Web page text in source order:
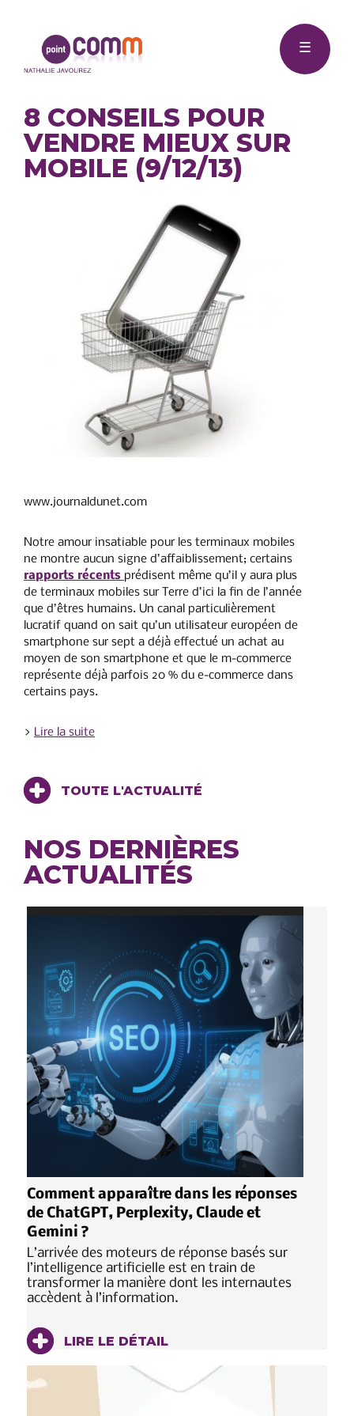
Point
☰
8 CONSEILS POUR
VENDRE MIEUX SUR
MOBILE (9/12/13)
www.journaldunet.com
Notre amour insatiable pour les terminaux mobiles
ne montre aucun signe d’affaiblissement; certains
rapports récents prédisent même qu’il y aura plus
de terminaux mobiles sur Terre d’ici la fin de l’année
que d’êtres humains. Un canal particulièrement
lucratif quand on sait qu’un utilisateur européen de
smartphone sur sept a déjà effectué un achat au
moyen de son smartphone et que le m-commerce
représente déjà parfois 20 % du e-commerce dans
certains pays.
> Lire la suite
TOUTE L'ACTUALITÉ
NOS DERNIÈRES
ACTUALITÉS
Comment apparaître dans les réponses
de ChatGPT, Perplexity, Claude et
Gemini ?
L’arrivée des moteurs de réponse basés sur
l’intelligence artificielle est en train de
transformer la manière dont les internautes
accèdent à l’information.
LIRE LE DÉTAIL